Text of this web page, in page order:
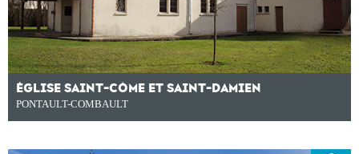
ÉGLISE SAINT-CÔME ET SAINT-DAMIEN
PONTAULT-COMBAULT